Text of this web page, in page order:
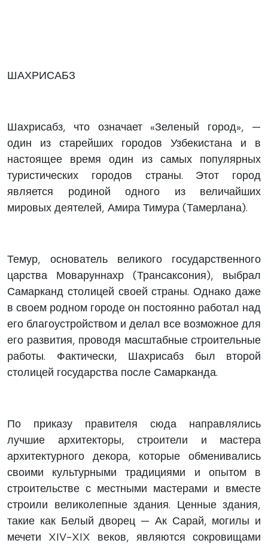
ШАХРИСАБЗ
Шахрисабз, что означает «Зеленый город», —
один из старейших городов Узбекистана и в
настоящее время один из самых популярных
туристических городов страны. Этот город
является родиной одного из величайших
мировых деятелей, Амира Тимура (Тамерлана).
Темур, основатель великого государственного
царства Моваруннахр (Трансаксония), выбрал
Самарканд столицей своей страны. Однако даже
в своем родном городе он постоянно работал над
его благоустройством и делал все возможное для
его развития, проводя масштабные строительные
работы. Фактически, Шахрисабз был второй
столицей государства после Самарканда.
По приказу правителя сюда направлялись
лучшие архитекторы, строители и мастера
архитектурного декора, которые обменивались
своими культурными традициями и опытом в
строительстве с местными мастерами и вместе
строили великолепные здания. Ценные здания,
такие как Белый дворец — Ак Сарай, могилы и
мечети XIV-XIX веков, являются сокровищами